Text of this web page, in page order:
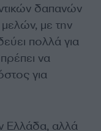
δαπανών
με την
πολλά για
να
για
Ελλάδα, αλλά